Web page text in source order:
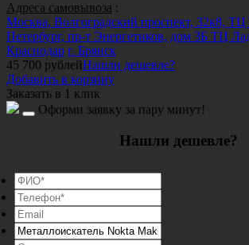
Адреса самовывоза :
Москва, Волгоградский проспект, 32к8,
Петербург, пр-т Энергетиков, дом 3Б ТЦ
Краснодар г. Брянск
45 700 рублейНашли дешевле?
Добавить в корзину
Заказать в 1 клик
Оформи заявку за пару минут!
Нашли дешевле?